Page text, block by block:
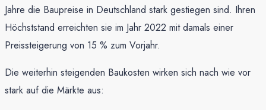
Jahre die Baupreise in Deutschland stark gestiegen sind. Ihren
Höchststand erreichten sie im Jahr 2022 mit damals einer
Preissteigerung von 15 % zum Vorjahr.
Die weiterhin steigenden Baukosten wirken sich nach wie vor
stark auf die Märkte aus: